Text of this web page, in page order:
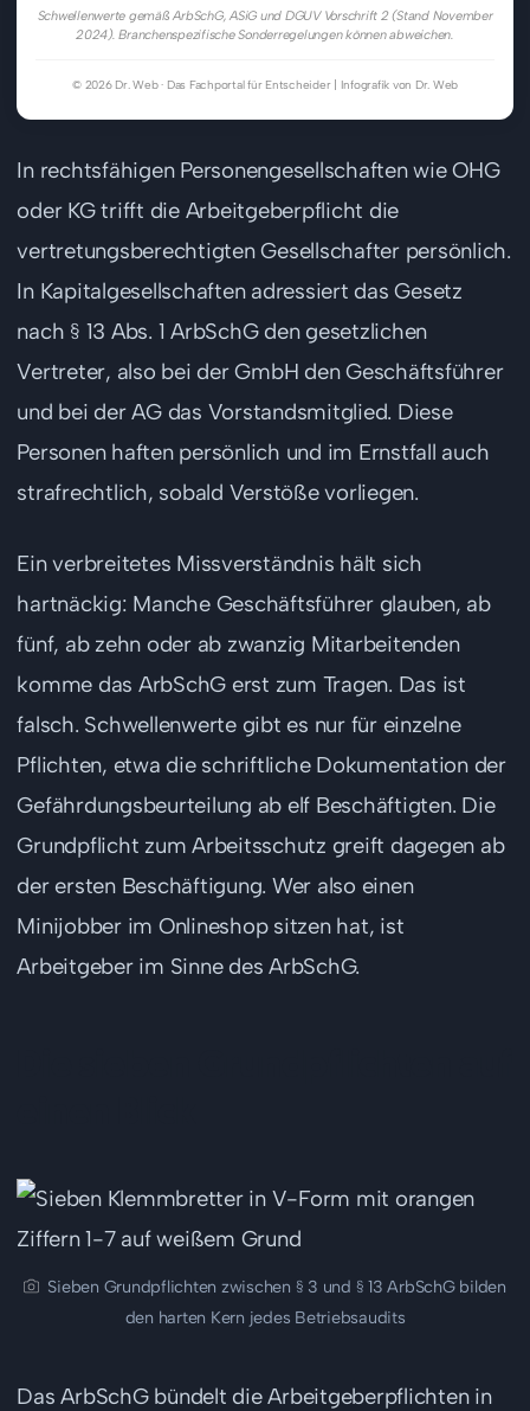
Schwellenwerte gemäß ArbSchG, ASiG und DGUV Vorschrift 2 (Stand November
2024). Branchenspezifische Sonderregelungen können abweichen.
© 2026 Dr. Web · Das Fachportal für Entscheider | Infografik von Dr. Web
In rechtsfähigen Personengesellschaften wie OHG
oder KG trifft die Arbeitgeberpflicht die
vertretungsberechtigten Gesellschafter persönlich.
In Kapitalgesellschaften adressiert das Gesetz
nach § 13 Abs. 1 ArbSchG den gesetzlichen
Vertreter, also bei der GmbH den Geschäftsführer
und bei der AG das Vorstandsmitglied. Diese
Personen haften persönlich und im Ernstfall auch
strafrechtlich, sobald Verstöße vorliegen.
Ein verbreitetes Missverständnis hält sich
hartnäckig: Manche Geschäftsführer glauben, ab
fünf, ab zehn oder ab zwanzig Mitarbeitenden
komme das ArbSchG erst zum Tragen. Das ist
falsch. Schwellenwerte gibt es nur für einzelne
Pflichten, etwa die schriftliche Dokumentation der
Gefährdungsbeurteilung ab elf Beschäftigten. Die
Grundpflicht zum Arbeitsschutz greift dagegen ab
der ersten Beschäftigung. Wer also einen
Minijobber im Onlineshop sitzen hat, ist
Arbeitgeber im Sinne des ArbSchG.
Sieben Grundpflichten zwischen § 3 und § 13 ArbSchG bilden
den harten Kern jedes Betriebsaudits
Das ArbSchG bündelt die Arbeitgeberpflichten in